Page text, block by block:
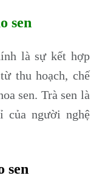
sen
là sự kết hợp
thu hoạch, chế
sen. Trà sen là
của người nghệ
sen